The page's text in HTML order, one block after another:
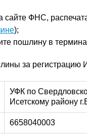
сайте ФНС,
);
пошлину в
за регистрацию
УФК по
Исетскому району
6658040003